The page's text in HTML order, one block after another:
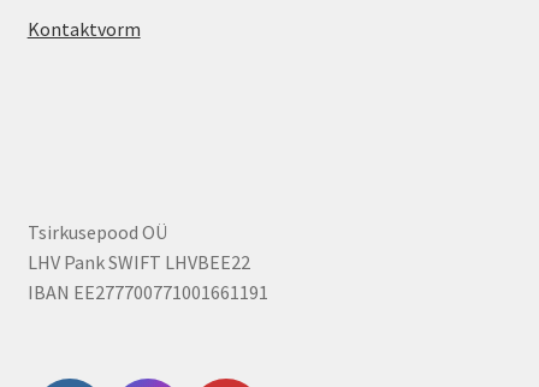
Kontaktvorm
Tsirkusepood OÜ
LHV Pank SWIFT LHVBEE22
IBAN EE277700771001661191